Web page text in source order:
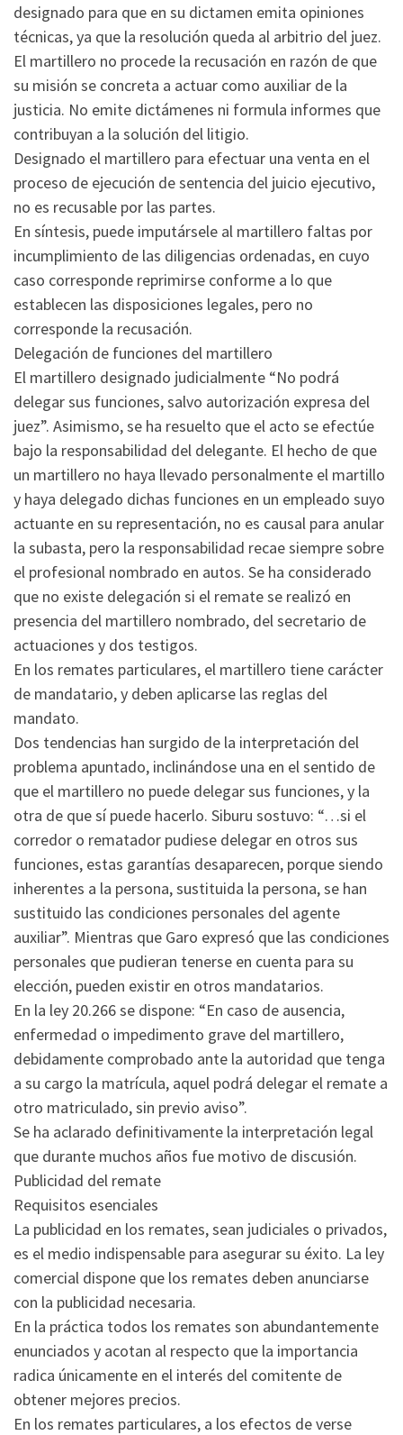
designado para que en su dictamen emita opiniones
técnicas, ya que la resolución queda al arbitrio del juez.
El martillero no procede la recusación en razón de que
su misión se concreta a actuar como auxiliar de la
justicia. No emite dictámenes ni formula informes que
contribuyan a la solución del litigio.
Designado el martillero para efectuar una venta en el
proceso de ejecución de sentencia del juicio ejecutivo,
no es recusable por las partes.
En síntesis, puede imputársele al martillero faltas por
incumplimiento de las diligencias ordenadas, en cuyo
caso corresponde reprimirse conforme a lo que
establecen las disposiciones legales, pero no
corresponde la recusación.
Delegación de funciones del martillero
El martillero designado judicialmente “No podrá
delegar sus funciones, salvo autorización expresa del
juez”. Asimismo, se ha resuelto que el acto se efectúe
bajo la responsabilidad del delegante. El hecho de que
un martillero no haya llevado personalmente el martillo
y haya delegado dichas funciones en un empleado suyo
actuante en su representación, no es causal para anular
la subasta, pero la responsabilidad recae siempre sobre
el profesional nombrado en autos. Se ha considerado
que no existe delegación si el remate se realizó en
presencia del martillero nombrado, del secretario de
actuaciones y dos testigos.
En los remates particulares, el martillero tiene carácter
de mandatario, y deben aplicarse las reglas del
mandato.
Dos tendencias han surgido de la interpretación del
problema apuntado, inclinándose una en el sentido de
que el martillero no puede delegar sus funciones, y la
otra de que sí puede hacerlo. Siburu sostuvo: “…si el
corredor o rematador pudiese delegar en otros sus
funciones, estas garantías desaparecen, porque siendo
inherentes a la persona, sustituida la persona, se han
sustituido las condiciones personales del agente
auxiliar”. Mientras que Garo expresó que las condiciones
personales que pudieran tenerse en cuenta para su
elección, pueden existir en otros mandatarios.
En la ley 20.266 se dispone: “En caso de ausencia,
enfermedad o impedimento grave del martillero,
debidamente comprobado ante la autoridad que tenga
a su cargo la matrícula, aquel podrá delegar el remate a
otro matriculado, sin previo aviso”.
Se ha aclarado definitivamente la interpretación legal
que durante muchos años fue motivo de discusión.
Publicidad del remate
Requisitos esenciales
La publicidad en los remates, sean judiciales o privados,
es el medio indispensable para asegurar su éxito. La ley
comercial dispone que los remates deben anunciarse
con la publicidad necesaria.
En la práctica todos los remates son abundantemente
enunciados y acotan al respecto que la importancia
radica únicamente en el interés del comitente de
obtener mejores precios.
En los remates particulares, a los efectos de verse